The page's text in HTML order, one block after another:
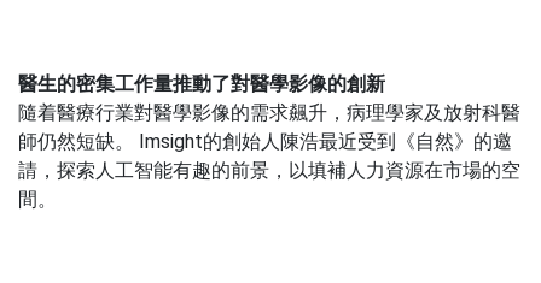
醫生的密集工作量推動了對醫學影像的創新
隨着醫療行業對醫學影像的需求飆升，病理學家及放射科醫
師仍然短缺。 Imsight的創始人陳浩最近受到《自然》的邀
請，探索人工智能有趣的前景，以填補人力資源在市場的空
間。